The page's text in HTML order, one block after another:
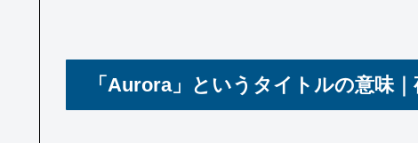
「Aurora」というタイトルの意味